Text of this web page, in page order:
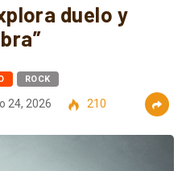
duelo y
ROCK
24, 2026 210